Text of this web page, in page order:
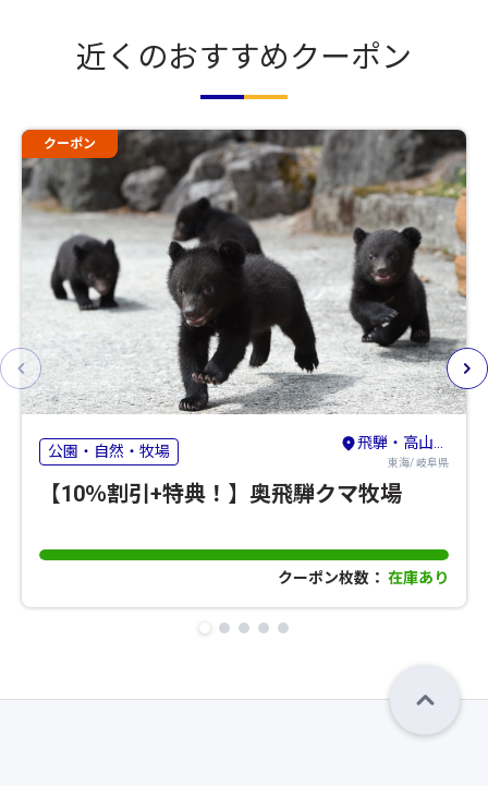
近くのおすすめクーポン
クーポン
公園・自然・牧場 飛騨・高山・奥飛騨
東海/ 岐阜県
【10％割引+特典！】奥飛騨クマ牧場
クーポン枚数： 在庫あり